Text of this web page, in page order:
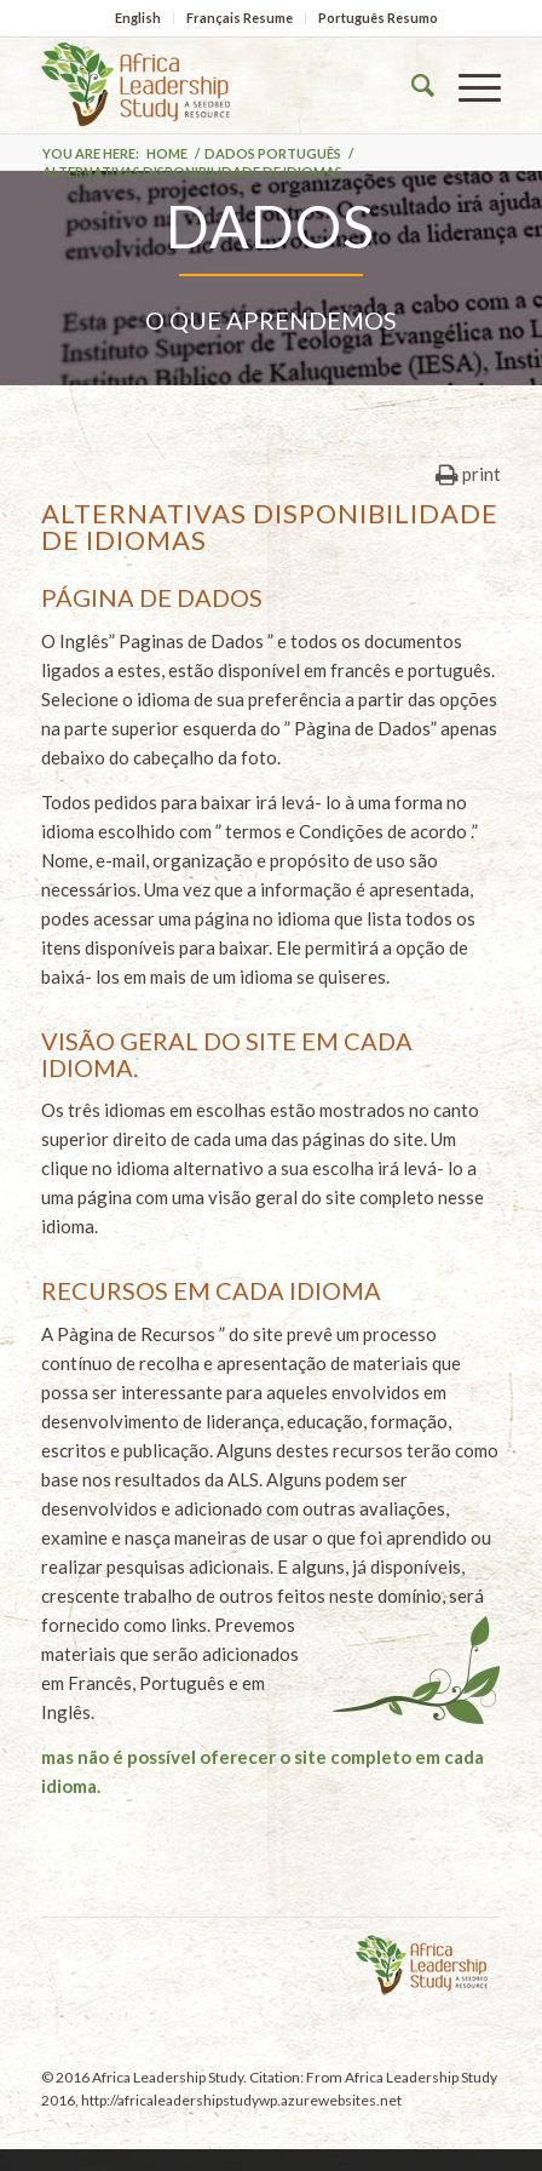
English Français Resume Português Resumo
YOU ARE HERE: HOME / DADOS PORTUGUÊS /
ALTERNATIVAS DISPONIBILIDADE DE IDIOMAS
DADOS
O QUE APRENDEMOS
print
ALTERNATIVAS DISPONIBILIDADE
DE IDIOMAS
PÁGINA DE DADOS
O Inglês” Paginas de Dados ” e todos os documentos
ligados a estes, estão disponível em francês e português.
Selecione o idioma de sua preferência a partir das opções
na parte superior esquerda do ” Pàgina de Dados” apenas
debaixo do cabeçalho da foto.
Todos pedidos para baixar irá levá- lo à uma forma no
idioma escolhido com ” termos e Condições de acordo .”
Nome, e-mail, organização e propósito de uso são
necessários. Uma vez que a informação é apresentada,
podes acessar uma página no idioma que lista todos os
itens disponíveis para baixar. Ele permitirá a opção de
baixá- los em mais de um idioma se quiseres.
VISÃO GERAL DO SITE EM CADA
IDIOMA.
Os três idiomas em escolhas estão mostrados no canto
superior direito de cada uma das páginas do site. Um
clique no idioma alternativo a sua escolha irá levá- lo a
uma página com uma visão geral do site completo nesse
idioma.
RECURSOS EM CADA IDIOMA
A Pàgina de Recursos ” do site prevê um processo
contínuo de recolha e apresentação de materiais que
possa ser interessante para aqueles envolvidos em
desenvolvimento de liderança, educação, formação,
escritos e publicação. Alguns destes recursos terão como
base nos resultados da ALS. Alguns podem ser
desenvolvidos e adicionado com outras avaliações,
examine e nasça maneiras de usar o que foi aprendido ou
realizar pesquisas adicionais. E alguns, já disponíveis,
crescente trabalho de outros feitos neste domínio, será
fornecido como links. Prevemos
materiais que serão adicionados
em Francês, Português e em
Inglês.
mas não é possível oferecer o site completo em cada
idioma.
© 2016 Africa Leadership Study. Citation: From Africa Leadership Study
2016, http://africaleadershipstudywp.azurewebsites.net